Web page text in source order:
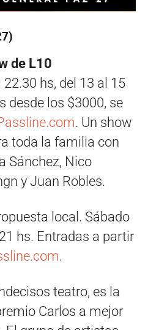
de L10
hs, del 13 al 15
desde los $3000, se
. Un show
toda la familia con
Sánchez, Nico
y Juan Robles.
local. Sábado
hs. Entradas a partir
.
teatro, es la
Carlos a mejor